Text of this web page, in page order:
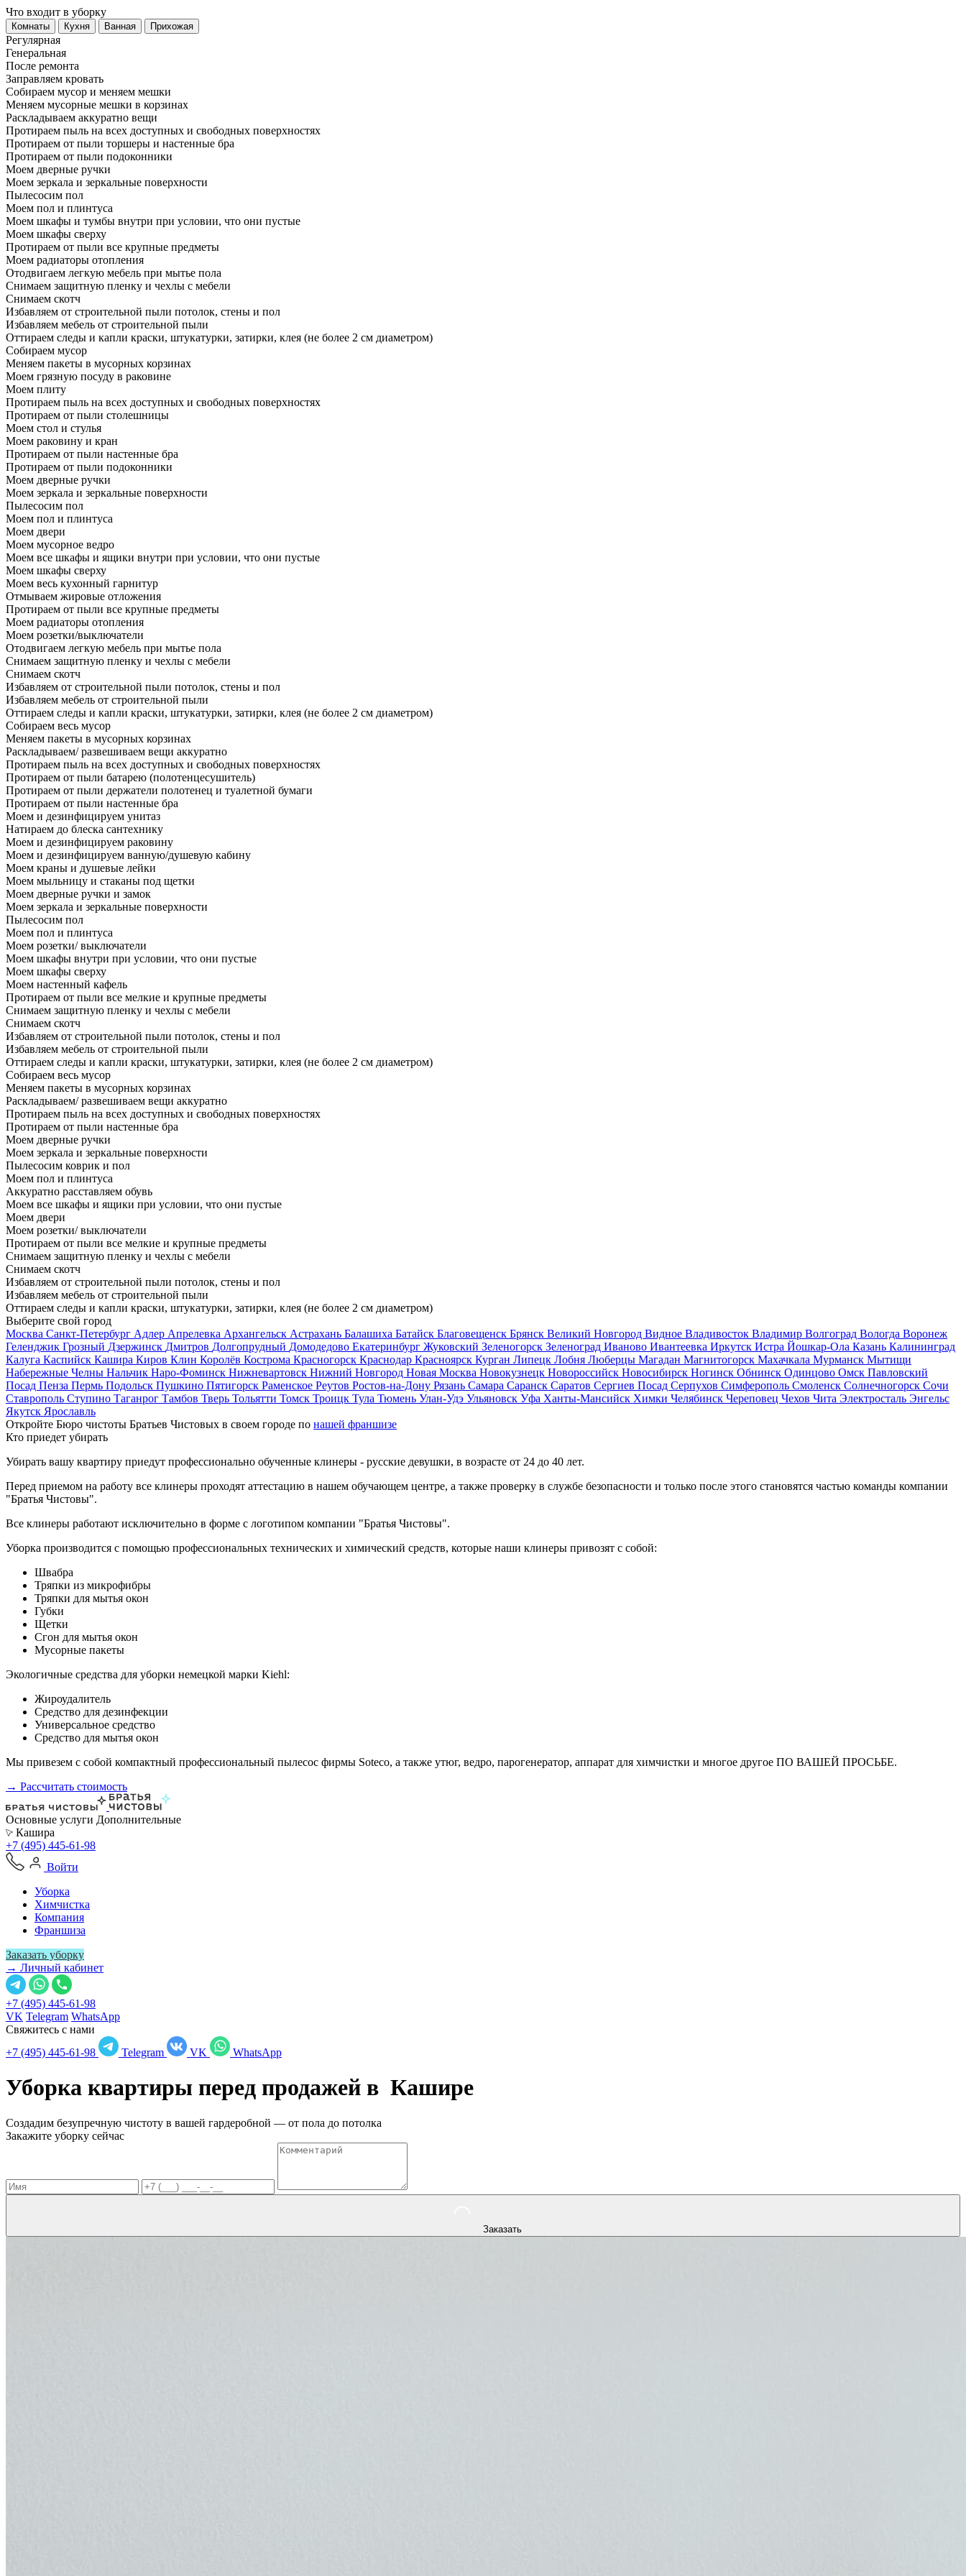
Что входит в уборку
Регу­лярная
Гене­ральная
После ремонта
Заправляем кровать
Собираем мусор и меняем мешки
Меняем мусорные мешки в корзинах
Раскладываем аккуратно вещи
Протираем пыль на всех доступных и свободных поверхностях
Протираем от пыли торшеры и настенные бра
Протираем от пыли подоконники
Моем дверные ручки
Моем зеркала и зеркальные поверхности
Пылесосим пол
Моем пол и плинтуса
Моем шкафы и тумбы внутри при условии, что они пустые
Моем шкафы сверху
Протираем от пыли все крупные предметы
Моем радиаторы отопления
Отодвигаем легкую мебель при мытье пола
Снимаем защитную пленку и чехлы с мебели
Снимаем скотч
Избавляем от строительной пыли потолок, стены и пол
Избавляем мебель от строительной пыли
Оттираем следы и капли краски, штукатурки, затирки, клея (не более 2 см диаметром)
Собираем мусор
Меняем пакеты в мусорных корзинах
Моем грязную посуду в раковине
Моем плиту
Протираем пыль на всех доступных и свободных поверхностях
Протираем от пыли столешницы
Моем стол и стулья
Моем раковину и кран
Протираем от пыли настенные бра
Протираем от пыли подоконники
Моем дверные ручки
Моем зеркала и зеркальные поверхности
Пылесосим пол
Моем пол и плинтуса
Моем двери
Моем мусорное ведро
Моем все шкафы и ящики внутри при условии, что они пустые
Моем шкафы сверху
Моем весь кухонный гарнитур
Отмываем жировые отложения
Протираем от пыли все крупные предметы
Моем радиаторы отопления
Моем розетки/выключатели
Отодвигаем легкую мебель при мытье пола
Снимаем защитную пленку и чехлы с мебели
Снимаем скотч
Избавляем от строительной пыли потолок, стены и пол
Избавляем мебель от строительной пыли
Оттираем следы и капли краски, штукатурки, затирки, клея (не более 2 см диаметром)
Собираем весь мусор
Меняем пакеты в мусорных корзинах
Раскладываем/ развешиваем вещи аккуратно
Протираем пыль на всех доступных и свободных поверхностях
Протираем от пыли батарею (полотенцесушитель)
Протираем от пыли держатели полотенец и туалетной бумаги
Протираем от пыли настенные бра
Моем и дезинфицируем унитаз
Натираем до блеска сантехнику
Моем и дезинфицируем раковину
Моем и дезинфицируем ванную/душевую кабину
Моем краны и душевые лейки
Моем мыльницу и стаканы под щетки
Моем дверные ручки и замок
Моем зеркала и зеркальные поверхности
Пылесосим пол
Моем пол и плинтуса
Моем розетки/ выключатели
Моем шкафы внутри при условии, что они пустые
Моем шкафы сверху
Моем настенный кафель
Протираем от пыли все мелкие и крупные предметы
Снимаем защитную пленку и чехлы с мебели
Снимаем скотч
Избавляем от строительной пыли потолок, стены и пол
Избавляем мебель от строительной пыли
Оттираем следы и капли краски, штукатурки, затирки, клея (не более 2 см диаметром)
Собираем весь мусор
Меняем пакеты в мусорных корзинах
Раскладываем/ развешиваем вещи аккуратно
Протираем пыль на всех доступных и свободных поверхностях
Протираем от пыли настенные бра
Моем дверные ручки
Моем зеркала и зеркальные поверхности
Пылесосим коврик и пол
Моем пол и плинтуса
Аккуратно расставляем обувь
Моем все шкафы и ящики при условии, что они пустые
Моем двери
Моем розетки/ выключатели
Протираем от пыли все мелкие и крупные предметы
Снимаем защитную пленку и чехлы с мебели
Снимаем скотч
Избавляем от строительной пыли потолок, стены и пол
Избавляем мебель от строительной пыли
Оттираем следы и капли краски, штукатурки, затирки, клея (не более 2 см диаметром)
Выберите свой город
Москва Санкт-Петербург Адлер Апрелевка Архангельск Астрахань Балашиха Батайск Благовещенск Брянск Великий Новгород Видное Владивосток Владимир Волгоград Вологда Воронеж
Геленджик Грозный Дзержинск Дмитров Долгопрудный Домодедово Екатеринбург Жуковский Зеленогорск Зеленоград Иваново Ивантеевка Иркутск Истра Йошкар-Ола Казань Калининград
Калуга Каспийск Кашира Киров Клин Королёв Кострома Красногорск Краснодар Красноярск Курган Липецк Лобня Люберцы Магадан Магнитогорск Махачкала Мурманск Мытищи
Набережные Челны Нальчик Наро-Фоминск Нижневартовск Нижний Новгород Новая Москва Новокузнецк Новороссийск Новосибирск Ногинск Обнинск Одинцово Омск Павловский
Посад Пенза Пермь Подольск Пушкино Пятигорск Раменское Реутов Ростов-на-Дону Рязань Самара Саранск Саратов Сергиев Посад Серпухов Симферополь Смоленск Солнечногорск Сочи
Ставрополь Ступино Таганрог Тамбов Тверь Тольятти Томск Троицк Тула Тюмень Улан-Удэ Ульяновск Уфа Ханты-Мансийск Химки Челябинск Череповец Чехов Чита Электросталь Энгельс
Якутск Ярославль
Откройте Бюро чистоты Братьев Чистовых в своем городе по нашей франшизе
Кто приедет убирать
Убирать вашу квартиру приедут профессионально обученные клинеры - русские девушки, в возрасте от 24 до 40 лет.
Перед приемом на работу все клинеры проходят аттестацию в нашем обучающем центре, а также проверку в службе безопасности и только после этого становятся частью команды компании
"Братья Чистовы".
Все клинеры работают исключительно в форме с логотипом компании "Братья Чистовы".
Уборка производится с помощью профессиональных технических и химический средств, которые наши клинеры привозят с собой:
Швабра
Тряпки из микрофибры
Тряпки для мытья окон
Губки
Щетки
Сгон для мытья окон
Мусорные пакеты
Экологичные средства для уборки немецкой марки Kiehl:
Жироудалитель
Средство для дезинфекции
Универсальное средство
Средство для мытья окон
Мы привезем с собой компактный профессиональный пылесос фирмы Soteco, а также утюг, ведро, парогенератор, аппарат для химчистки и многое другое ПО ВАШЕЙ ПРОСЬБЕ.
→ Рассчитать стоимость
Основные услуги Дополнительные
Кашира
+7 (495) 445-61-98
Войти
Уборка
Химчистка
Компания
Франшиза
Заказать уборку
→ Личный кабинет
+7 (495) 445-61-98
VK Telegram WhatsApp
Свяжитесь с нами
+7 (495) 445-61-98
Telegram VK WhatsApp
Уборка квартиры перед продажей в Кашире
Создадим безупречную чистоту в вашей гардеробной — от пола до потолка
Закажите уборку сейчас
Заказать